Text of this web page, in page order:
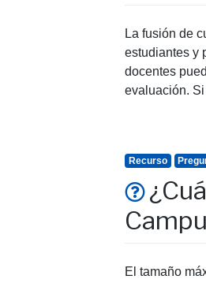
La fusión de
estudiantes y
docentes
evaluación.
Recurso
El tamaño